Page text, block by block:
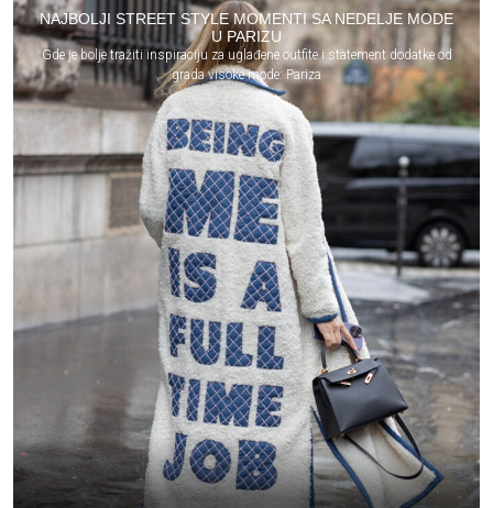
NAJBOLJI STREET STYLE MOMENTI SA NEDELJE MODE
U PARIZU
Gde je bolje tražiti inspiraciju za uglađene outfite i statement dodatke od
grada visoke mode: Pariza